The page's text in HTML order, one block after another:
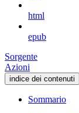
html
epub
Sorgente
Azioni
indice dei contenuti
Sommario